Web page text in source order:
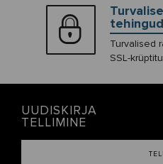
tehingud
Turvalised
SSL-
UUDISKIRJA
TELLIMINE